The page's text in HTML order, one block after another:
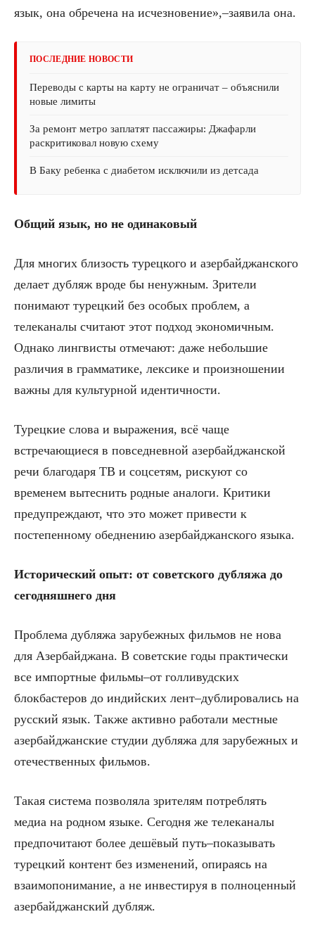
язык, она обречена на исчезновение»,–заявила она.
ПОСЛЕДНИЕ НОВОСТИ
Переводы с карты на карту не ограничат – объяснили
новые лимиты
За ремонт метро заплатят пассажиры: Джафарли
раскритиковал новую схему
В Баку ребенка с диабетом исключили из детсада
Общий язык, но не одинаковый
Для многих близость турецкого и азербайджанского
делает дубляж вроде бы ненужным. Зрители
понимают турецкий без особых проблем, а
телеканалы считают этот подход экономичным.
Однако лингвисты отмечают: даже небольшие
различия в грамматике, лексике и произношении
важны для культурной идентичности.
Турецкие слова и выражения, всё чаще
встречающиеся в повседневной азербайджанской
речи благодаря ТВ и соцсетям, рискуют со
временем вытеснить родные аналоги. Критики
предупреждают, что это может привести к
постепенному обеднению азербайджанского языка.
Исторический опыт: от советского дубляжа до
сегодняшнего дня
Проблема дубляжа зарубежных фильмов не нова
для Азербайджана. В советские годы практически
все импортные фильмы–от голливудских
блокбастеров до индийских лент–дублировались на
русский язык. Также активно работали местные
азербайджанские студии дубляжа для зарубежных и
отечественных фильмов.
Такая система позволяла зрителям потреблять
медиа на родном языке. Сегодня же телеканалы
предпочитают более дешёвый путь–показывать
турецкий контент без изменений, опираясь на
взаимопонимание, а не инвестируя в полноценный
азербайджанский дубляж.